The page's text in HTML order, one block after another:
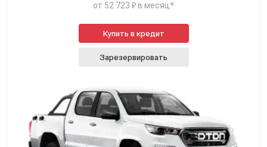
от 52 723 ₽ в месяц*
Купить в кредит
Зарезервировать